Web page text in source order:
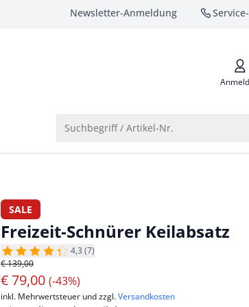
Newsletter-Anmeldung
Suchbegriff / Artikel-Nr.
SALE
Freizeit-Schnürer Keilabsatz
4,3 (7)
€ 139,00
€ 79,00(-43%)
inkl. Mehrwertsteuer und zzgl.Versandkosten